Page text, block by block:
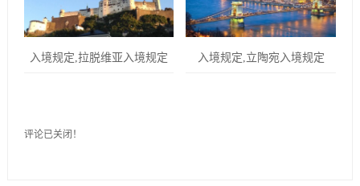
入境规定,拉脱维亚入境规定 入境规定,立陶宛入境规定
评论已关闭！